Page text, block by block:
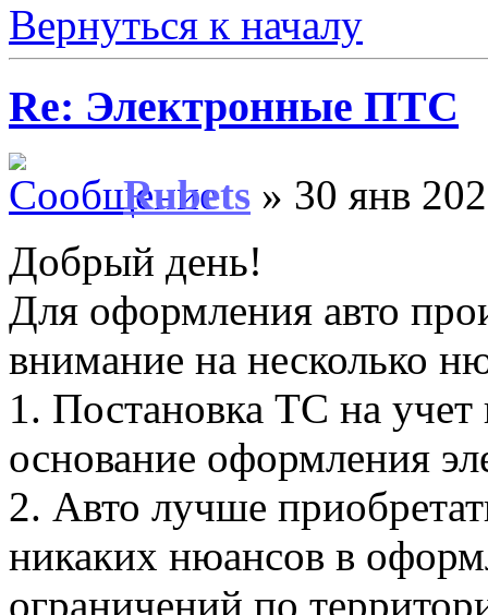
Вернуться к началу
Re: Электронные ПТС
Rubets » 30 янв
Добрый день!
Для оформления авто
внимание на несколько
1. Постановка ТС на
основание оформления
2. Авто лучше
никаких нюансов в
ограничений по